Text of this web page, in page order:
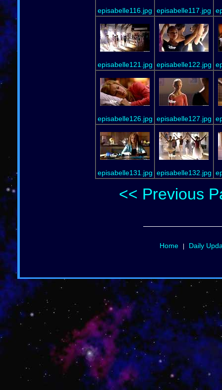
episabelle116.jpg episabelle117.jpg
episabelle121.jpg episabelle122.jpg
episabelle126.jpg episabelle127.jpg
episabelle131.jpg episabelle132.jpg
<< Previous
Home| Daily